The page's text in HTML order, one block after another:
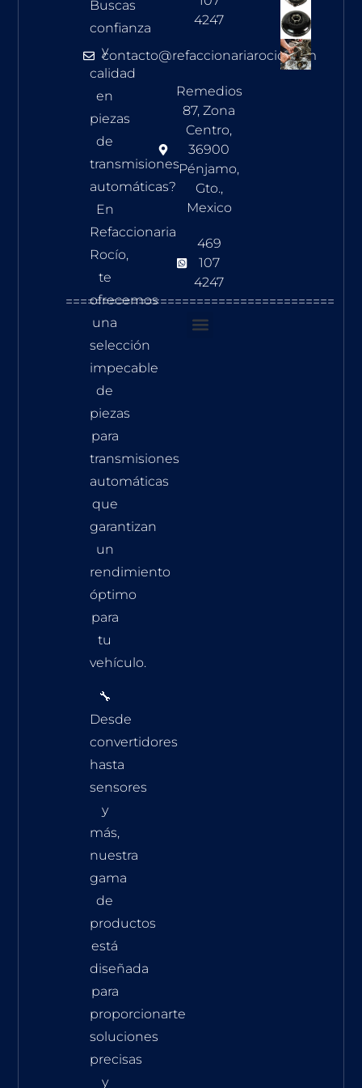
Buscas
confianza
y
calidad
en
piezas
de
transmisiones
automáticas?
En
Refaccionaria
Rocío,
te
ofrecemos
una
selección
impecable
de
piezas
para
transmisiones
automáticas
que
garantizan
un
rendimiento
óptimo
para
tu
vehículo.
🔧
Desde
convertidores
hasta
sensores
y
más,
nuestra
gama
de
productos
está
diseñada
para
proporcionarte
soluciones
precisas
y
4247
contacto@refaccionariarocio.com
Remedios
87, Zona
Centro,
36900
Pénjamo,
Gto.,
Mexico
469
107
4247
=====================================